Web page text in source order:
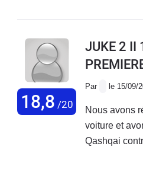
problèmes le compteur electronique
stop start rdv avec le garage la
semaine prochaine, au
18,8 /20
JUKE 2 II
Par le 15/09/
Nous avons
voiture et
Qashqai